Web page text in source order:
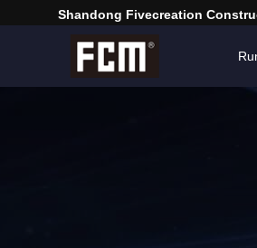
Shandong Fivecreation